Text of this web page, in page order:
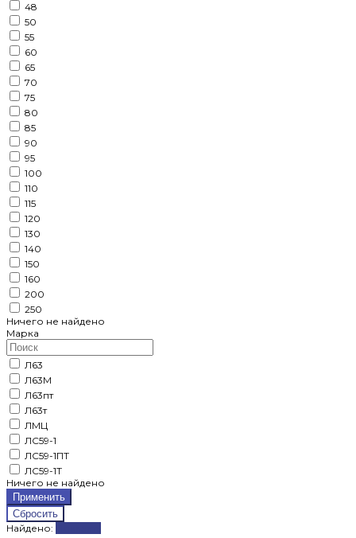
48
50
55
60
65
70
75
80
85
90
95
100
110
115
120
130
140
150
160
200
250
Ничего не найдено
Марка
Л63
Л63М
Л63пт
Л63т
ЛМЦ
ЛС59-1
ЛС59-1ПТ
ЛС59-1Т
Ничего не найдено
Найдено: